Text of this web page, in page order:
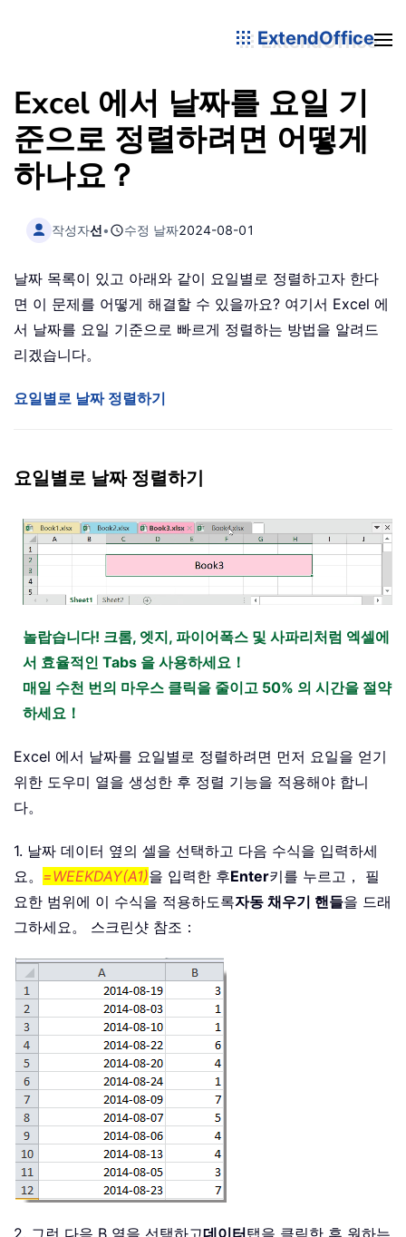
ExtendOffice
Excel 에서 날짜를 요일 기
준으로 정렬하려면 어떻게
하나요？
작성자선• 수정 날짜2024-08-01
날짜 목록이 있고 아래와 같이 요일별로 정렬하고자 한다
면 이 문제를 어떻게 해결할 수 있을까요? 여기서 Excel 에
서 날짜를 요일 기준으로 빠르게 정렬하는 방법을 알려드
리겠습니다。
요일별로 날짜 정렬하기
요일별로 날짜 정렬하기
놀랍습니다! 크롬, 엣지, 파이어폭스 및 사파리처럼 엑셀에
서 효율적인 Tabs 을 사용하세요！
매일 수천 번의 마우스 클릭을 줄이고 50% 의 시간을 절약
하세요！
Excel 에서 날짜를 요일별로 정렬하려면 먼저 요일을 얻기
위한 도우미 열을 생성한 후 정렬 기능을 적용해야 합니
다。
1. 날짜 데이터 옆의 셀을 선택하고 다음 수식을 입력하세
요。 =WEEKDAY(A1)을 입력한 후Enter키를 누르고， 필
요한 범위에 이 수식을 적용하도록자동 채우기 핸들을 드래
그하세요。 스크린샷 참조：
2. 그런 다음 B 열을 선택하고데이터탭을 클릭한 후 원하는